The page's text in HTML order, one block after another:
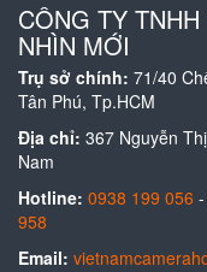
CÔNG TY
NHÌN MỚI
Trụ sở chính: 71/40
Tân Phú, Tp.HCM
Địa chỉ: 367 Nguyễn
Nam
Hotline: 0938 199 056 -
958
Email: